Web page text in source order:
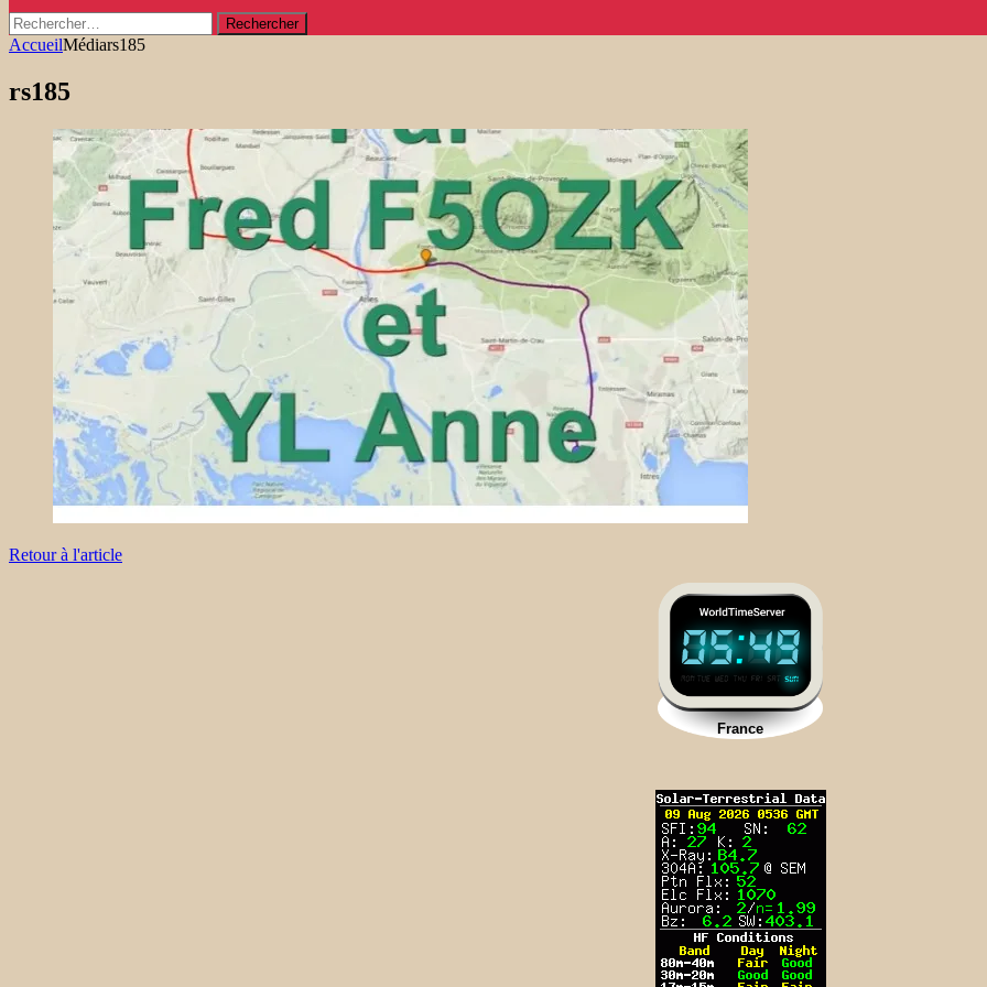
Rechercher :
AccueilMédiars185
rs185
Retour à l'article